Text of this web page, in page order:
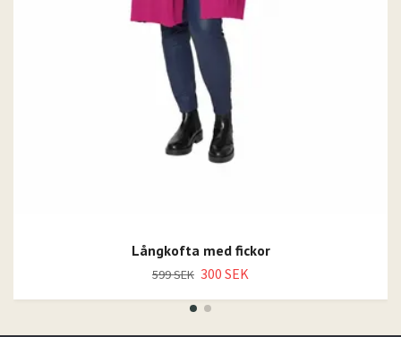
Långkofta med fickor
599 SEK 300 SEK